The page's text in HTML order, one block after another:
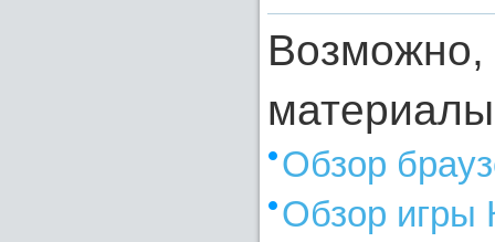
Возможно,
материалы
Обзор
Обзор игры